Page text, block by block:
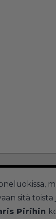
sitä
Pirihin